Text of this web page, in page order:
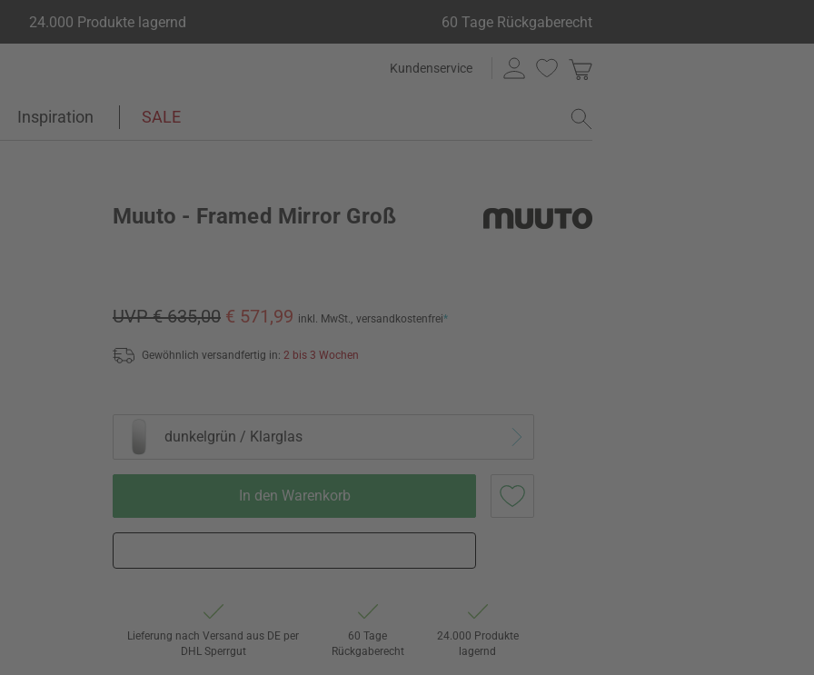
24.000 Produkte lagernd 60 Tage Rückgaberecht
Kundenservice
Inspiration SALE
Muuto - Framed Mirror Groß
UVP € 635,00 € 571,99 inkl. MwSt., versandkostenfrei*
Gewöhnlich versandfertig in: 2 bis 3 Wochen
dunkelgrün / Klarglas
In den Warenkorb
Lieferung nach Versand aus DE per
DHL Sperrgut
60 Tage
Rückgaberecht
24.000 Produkte
lagernd